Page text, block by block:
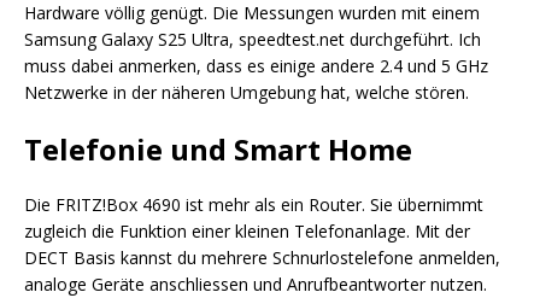
Hardware völlig genügt. Die Messungen wurden mit einem
Samsung Galaxy S25 Ultra, speedtest.net durchgeführt. Ich
muss dabei anmerken, dass es einige andere 2.4 und 5 GHz
Netzwerke in der näheren Umgebung hat, welche stören.
Telefonie und Smart Home
Die FRITZ!Box 4690 ist mehr als ein Router. Sie übernimmt
zugleich die Funktion einer kleinen Telefonanlage. Mit der
DECT Basis kannst du mehrere Schnurlostelefone anmelden,
analoge Geräte anschliessen und Anrufbeantworter nutzen.